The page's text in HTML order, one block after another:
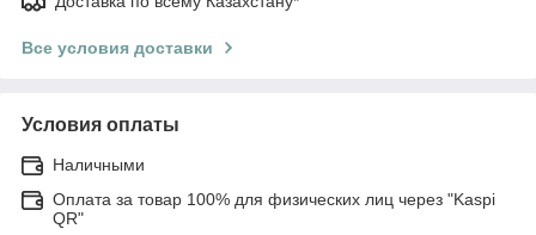
Все условия доставки
Условия оплаты
Наличными
Оплата за товар 100% для физических лиц через "Kaspi
QR"